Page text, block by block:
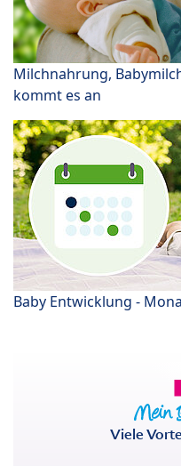
Milchnahrung,
kommt es an
Baby Entwicklung -
Viele